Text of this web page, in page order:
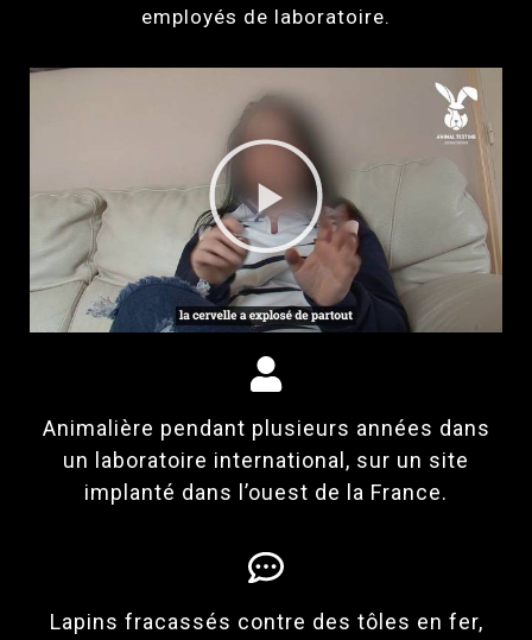
employés de laboratoire.
Animalière pendant plusieurs années dans
un laboratoire international, sur un site
implanté dans l’ouest de la France.
Lapins fracassés contre des tôles en fer,